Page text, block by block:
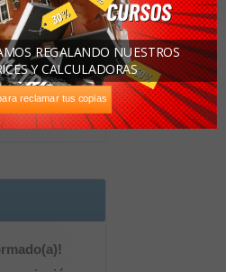
reciclado
reclamar tus copias
REGALANDO NUESTROS
Y CALCULADORAS